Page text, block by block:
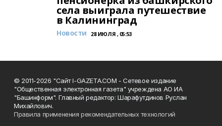
села выиграла путешествие
в Калининград
Новости 28 ИЮЛЯ , 05:53
© 2011-2026 "Сайт I-GAZETA.COM - Сетевое издание
"Общественная электронная газета" учреждена АО ИА
"Башинформ". Главный редактор: Шарафутдинов Руслан
Михайлович.
Правила применения рекомендательных технологий